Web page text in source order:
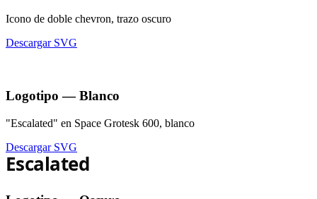
Icono de doble chevron, trazo oscuro
Descargar SVG
Logotipo — Blanco
"Escalated" en Space Grotesk 600, blanco
Descargar SVG